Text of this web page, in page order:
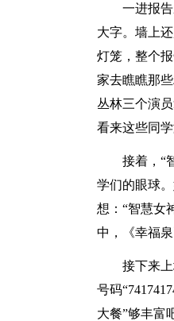
一进报
大字。墙上
灯笼，整个
家去瞧瞧那
丛林三个演
看来这些同
接着，“
学们的眼球
想：“智慧女
中，《幸福泉
接下来
号码
大餐”够丰富